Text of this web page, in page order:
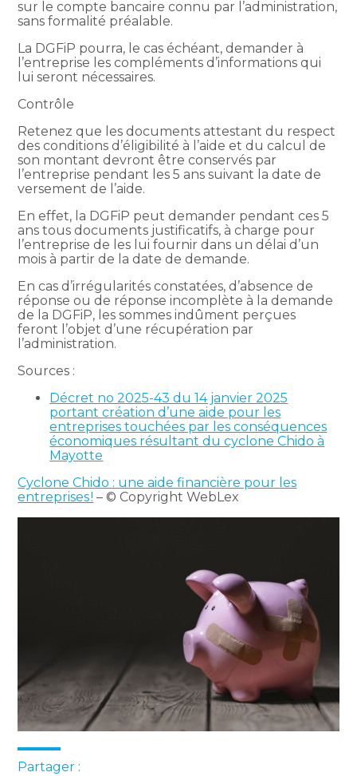
sur le compte bancaire connu par l’administration,
sans formalité préalable.
La DGFiP pourra, le cas échéant, demander à
l’entreprise les compléments d’informations qui
lui seront nécessaires.
Contrôle
Retenez que les documents attestant du respect
des conditions d’éligibilité à l’aide et du calcul de
son montant devront être conservés par
l’entreprise pendant les 5 ans suivant la date de
versement de l’aide.
En effet, la DGFiP peut demander pendant ces 5
ans tous documents justificatifs, à charge pour
l’entreprise de les lui fournir dans un délai d’un
mois à partir de la date de demande.
En cas d’irrégularités constatées, d’absence de
réponse ou de réponse incomplète à la demande
de la DGFiP, les sommes indûment perçues
feront l’objet d’une récupération par
l’administration.
Sources :
Décret no 2025-43 du 14 janvier 2025
portant création d’une aide pour les
entreprises touchées par les conséquences
économiques résultant du cyclone Chido à
Mayotte
Cyclone Chido : une aide financière pour les
entreprises ! – © Copyright WebLex
Partager :